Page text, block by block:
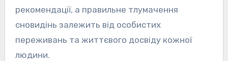
рекомендації, а правильне тлумачення
сновидінь залежить від особистих
переживань та життєвого досвіду кожної
людини.